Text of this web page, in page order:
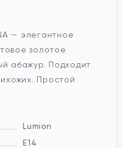
— элегантное
золотое
абажур. Подходит
Простой
Lumion
E14